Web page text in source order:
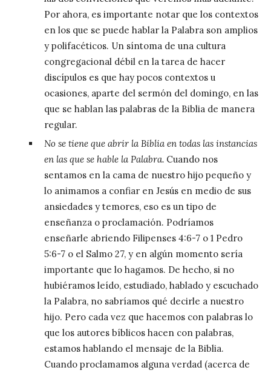
Por ahora, es importante notar que los contextos
en los que se puede hablar la Palabra son amplios
y polifacéticos. Un síntoma de una cultura
congregacional débil en la tarea de hacer
discípulos es que hay pocos contextos u
ocasiones, aparte del sermón del domingo, en las
que se hablan las palabras de la Biblia de manera
regular.
No se tiene que abrir la Biblia en todas las instancias
en las que se hable la Palabra. Cuando nos
sentamos en la cama de nuestro hijo pequeño y
lo animamos a confiar en Jesús en medio de sus
ansiedades y temores, eso es un tipo de
enseñanza o proclamación. Podríamos
enseñarle abriendo Filipenses 4:6-7 o 1 Pedro
5:6-7 o el Salmo 27, y en algún momento sería
importante que lo hagamos. De hecho, si no
hubiéramos leído, estudiado, hablado y escuchado
la Palabra, no sabríamos qué decirle a nuestro
hijo. Pero cada vez que hacemos con palabras lo
que los autores bíblicos hacen con palabras,
estamos hablando el mensaje de la Biblia.
Cuando proclamamos alguna verdad (acerca de